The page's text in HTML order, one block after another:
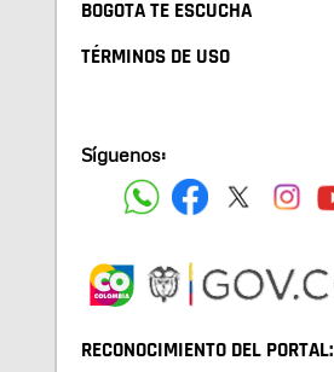
BOGOTA TE ESCUCHA
TÉRMINOS DE USO
Síguenos:
RECONOCIMIENTO DEL PORTAL: